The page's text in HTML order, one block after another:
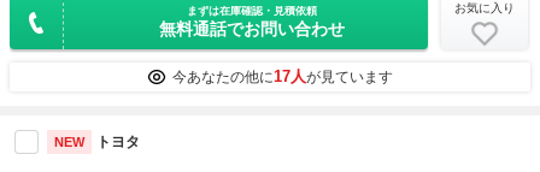
まずは在庫確認・見積依頼
無料通話でお問い合わせ
お気に入り
今あなたの他に17人が見ています
NEW トヨタ